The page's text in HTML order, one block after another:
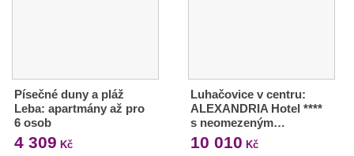
Písečné duny a pláž
Leba: apartmány až pro
6 osob
4 309 Kč
Luhačovice v centru:
ALEXANDRIA Hotel ****
s neomezeným…
10 010 Kč